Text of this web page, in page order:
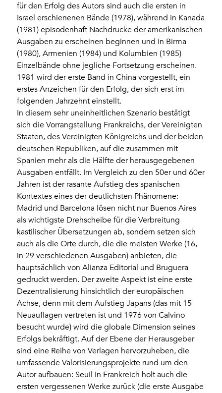
für den Erfolg des Autors sind auch die ersten in
Israel erschienenen Bände (1978), während in Kanada
(1981) episodenhaft Nachdrucke der amerikanischen
Ausgaben zu erscheinen beginnen und in Birma
(1980), Armenien (1984) und Kolumbien (1985)
Einzelbände ohne jegliche Fortsetzung erscheinen.
1981 wird der erste Band in China vorgestellt, ein
erstes Anzeichen für den Erfolg, der sich erst im
folgenden Jahrzehnt einstellt.
In diesem sehr uneinheitlichen Szenario bestätigt
sich die Vorrangstellung Frankreichs, der Vereinigten
Staaten, des Vereinigten Königreichs und der beiden
deutschen Republiken, auf die zusammen mit
Spanien mehr als die Hälfte der herausgegebenen
Ausgaben entfällt. Im Vergleich zu den 50er und 60er
Jahren ist der rasante Aufstieg des spanischen
Kontextes eines der deutlichsten Phänomene:
Madrid und Barcelona lösen nicht nur Buenos Aires
als wichtigste Drehscheibe für die Verbreitung
kastilischer Übersetzungen ab, sondern setzen sich
auch als die Orte durch, die die meisten Werke (16,
in 29 verschiedenen Ausgaben) anbieten, die
hauptsächlich von Alianza Editorial und Bruguera
gedruckt werden. Der zweite Aspekt ist eine erste
Dezentralisierung hinsichtlich der europäischen
Achse, denn mit dem Aufstieg Japans (das mit 15
Neuauflagen vertreten ist und 1976 von Calvino
besucht wurde) wird die globale Dimension seines
Erfolgs bekräftigt. Auf der Ebene der Herausgeber
sind eine Reihe von Verlagen hervorzuheben, die
umfassende Valorisierungsprojekte rund um den
Autor aufbauen: Seuil in Frankreich holt auch die
ersten vergessenen Werke zurück (die erste Ausgabe